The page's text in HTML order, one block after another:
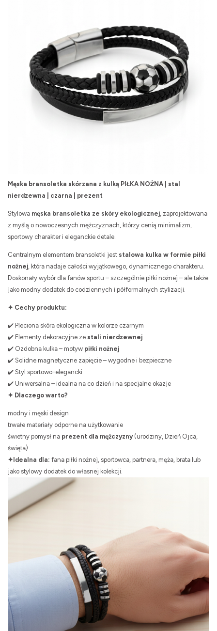
Męska bransoletka skórzana z kulką PIŁKA NOŻNA | stal
nierdzewna | czarna | prezent
Stylowa męska bransoletka ze skóry ekologicznej, zaprojektowana
z myślą o nowoczesnych mężczyznach, którzy cenią minimalizm,
sportowy charakter i eleganckie detale.
Centralnym elementem bransoletki jest stalowa kulka w formie piłki
nożnej, która nadaje całości wyjątkowego, dynamicznego charakteru.
Doskonały wybór dla fanów sportu – szczególnie piłki nożnej – ale także
jako modny dodatek do codziennych i półformalnych stylizacji.
✦ Cechy produktu:
✔️ Pleciona skóra ekologiczna w kolorze czarnym
✔️ Elementy dekoracyjne ze stali nierdzewnej
✔️ Ozdobna kulka – motyw piłki nożnej
✔️ Solidne magnetyczne zapięcie – wygodne i bezpieczne
✔️ Styl sportowo-elegancki
✔️ Uniwersalna – idealna na co dzień i na specjalne okazje
✦ Dlaczego warto?
modny i męski design
trwałe materiały odporne na użytkowanie
świetny pomysł na prezent dla mężczyzny(urodziny, Dzień Ojca,
święta)
✦Idealna dla: fana piłki nożnej, sportowca, partnera, męża, brata lub
jako stylowy dodatek do własnej kolekcji.